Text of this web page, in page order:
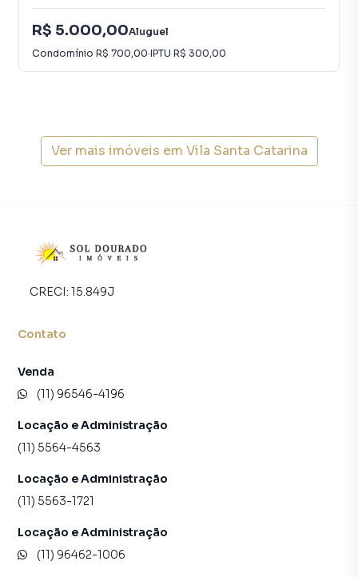
R$ 5.000,00Aluguel
Condomínio R$ 700,00·IPTU R$ 300,00
Ver mais imóveis em Vila Santa Catarina
CRECI: 15.849J
Contato
Venda
(11) 96546-4196
Locação e Administração
(11) 5564-4563
Locação e Administração
(11) 5563-1721
Locação e Administração
(11) 96462-1006